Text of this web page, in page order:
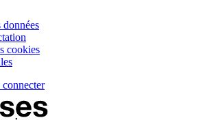
données
cookies
connecter